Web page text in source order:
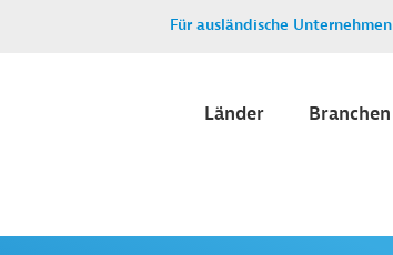
Für ausländische Unternehmen
Länder Branchen